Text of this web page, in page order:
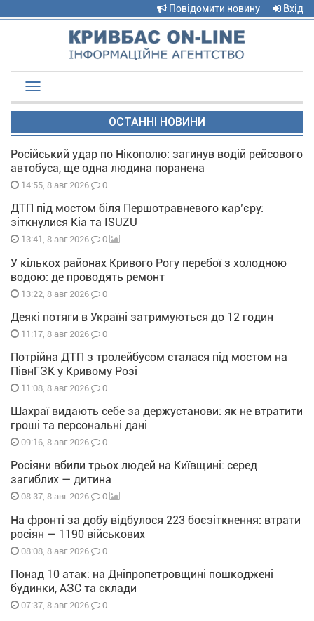
Повідомити новину Вхід
navigation
ОСТАННІ НОВИНИ
Російський удар по Нікополю: загинув водій рейсового
автобуса, ще одна людина поранена
14:55, 8 авг 2026 0
ДТП під мостом біля Першотравневого кар’єру:
зіткнулися Kia та ISUZU
13:41, 8 авг 2026 0
У кількох районах Кривого Рогу перебої з холодною
водою: де проводять ремонт
13:22, 8 авг 2026 0
Деякі потяги в Україні затримуються до 12 годин
11:17, 8 авг 2026 0
Потрійна ДТП з тролейбусом сталася під мостом на
ПівнГЗК у Кривому Розі
11:08, 8 авг 2026 0
Шахраї видають себе за держустанови: як не втратити
гроші та персональні дані
09:16, 8 авг 2026 0
Росіяни вбили трьох людей на Київщині: серед
загиблих — дитина
08:37, 8 авг 2026 0
На фронті за добу відбулося 223 боєзіткнення: втрати
росіян — 1190 військових
08:08, 8 авг 2026 0
Понад 10 атак: на Дніпропетровщині пошкоджені
будинки, АЗС та склади
07:37, 8 авг 2026 0